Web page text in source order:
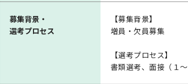
募集背景・
選考プロセス
【募集背景】
増員・欠員募集
【選考プロセス】
書類選考、面接（１